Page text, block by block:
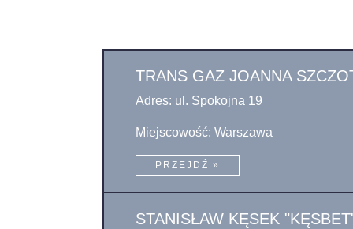
TRANS GAZ JOANNA
Adres: ul. Spokojna 19
Miejscowość: Warszawa
PRZEJDŹ »
STANISŁAW KĘSEK